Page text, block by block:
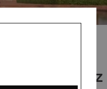
Nos Riz